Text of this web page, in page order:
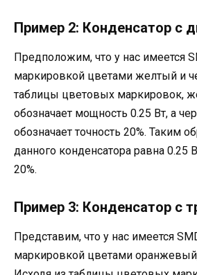
Пример 2: Конденсатор с
Предположим, что у нас имеется
маркировкой цветами желтый и
таблицы цветовых маркировок,
обозначает мощность 0.25 Вт, а
обозначает точность 20%. Таким
данного конденсатора равна 0.25
20%.
Пример 3: Конденсатор с
Представим, что у нас имеется
маркировкой цветами